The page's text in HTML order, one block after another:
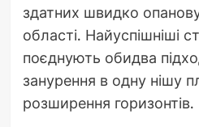
здатних швидко
області. Найуспішніші
поєднують обидва
занурення в одну нішу
розширення горизонтів.